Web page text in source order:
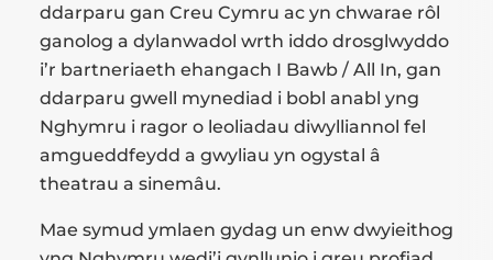
ddarparu gan Creu Cymru ac yn chwarae rôl
ganolog a dylanwadol wrth iddo drosglwyddo
i’r bartneriaeth ehangach I Bawb / All In, gan
ddarparu gwell mynediad i bobl anabl yng
Nghymru i ragor o leoliadau diwylliannol fel
amgueddfeydd a gwyliau yn ogystal â
theatrau a sinemâu.
Mae symud ymlaen gydag un enw dwyieithog